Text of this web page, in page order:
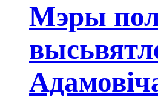
Мэры